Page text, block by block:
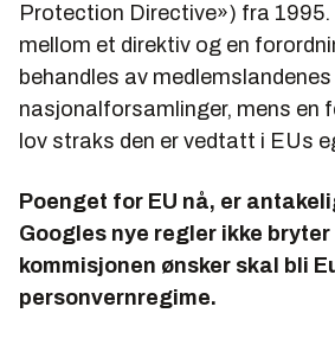
Protection Directive») fra 1995.
mellom et direktiv og en
behandles av medlemslandenes
nasjonalforsamlinger, mens en
lov straks den er vedtatt i EUs
Poenget for EU nå, er
Googles nye regler ikke bryter
kommisjonen ønsker skal bli
personvernregime.